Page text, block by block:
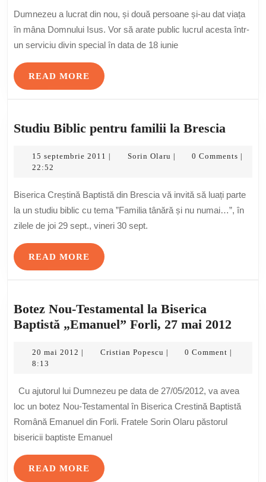
Biserica
„Emanuel”
Torino
Dumnezeu a lucrat din nou, și două persoane și-au dat viața
în mâna Domnului Isus. Vor să arate public lucrul acesta într-
un serviciu divin special în data de 18 iunie
READ MORE READ
MORE
Studiu Biblic pentru familii la Brescia
pentru
15 septembrie 2011 15
| Sorin Olaru Sorin
| 0 Comments |
22:52
Biserica Creștină Baptistă din Brescia vă invită să luați parte
la un studiu biblic cu tema ”Familia tânără și nu numai…”, în
zilele de joi 29 sept., vineri 30 sept.
READ MORE READ
MORE
Botez Nou-Testamental la Biserica
Baptistă „Emanuel” Forli, 27 mai 2012
20 mai 2012 20
| Cristian Popescu Cristian
| 0 Comment |
8:13
Cu ajutorul lui Dumnezeu pe data de 27/05/2012, va avea
loc un botez Nou-Testamental în Biserica Crestină Baptistă
Română Emanuel din Forli. Fratele Sorin Olaru păstorul
bisericii baptiste Emanuel
READ MORE READ